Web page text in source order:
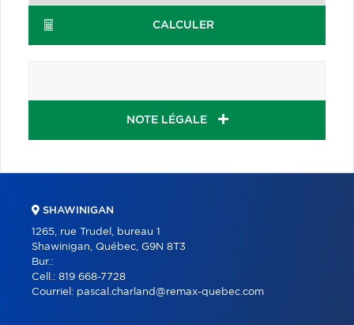
CALCULER
NOTE LÉGALE
SHAWINIGAN
1265, rue Trudel, bureau 1
Shawinigan, Québec, G9N 8T3
Bur.:
Cell.: 819 668-7728
Courriel: pascal.charland@remax-quebec.com